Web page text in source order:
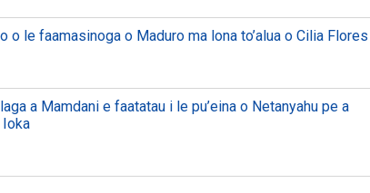
o le faamasinoga o Maduro ma lona to’alua o Cilia Flores
a Mamdani e faatatau i le pu’eina o Netanyahu pe a
Ioka